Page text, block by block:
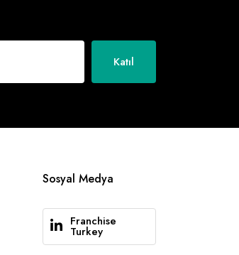
Katıl
Sosyal Medya
Franchise
Turkey